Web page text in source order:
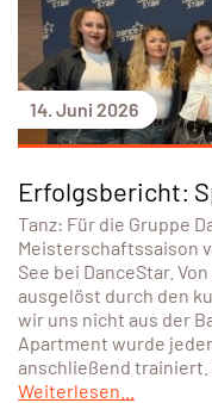
14. Juni 2026
Erfolgsbericht:
Tanz: Für die Gruppe
Meisterschaftssaison
See bei DanceStar.
ausgelöst durch den
wir uns nicht aus der
Apartment wurde
anschließend trainiert.
Weiterlesen...